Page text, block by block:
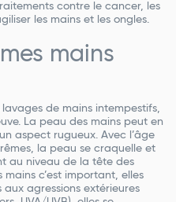
contre le cancer, les
les mains et les ongles.
mains
de mains intempestifs,
La peau des mains peut en
aspect rugueux. Avec l’âge
la peau se craquelle et
au niveau de la tête des
c’est important, elles
aux agressions extérieures